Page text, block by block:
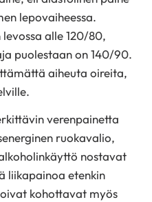
lepovaiheessa.
alle 120/80,
puolestaan on 140/90.
aiheuta oireita,
verenpainetta
ruokavalio,
nostavat
liikapainoa etenkin
kohottavat myös